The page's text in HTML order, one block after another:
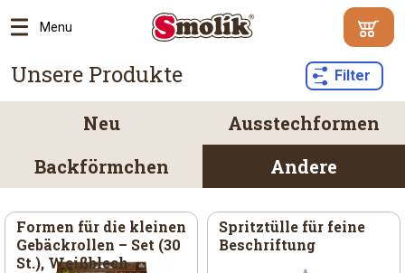
Menu
enthält
Artikel
500
Zum
Unsere Produkte Filter
Neu
Ausstechformen
Backförmchen
Andere
Formen für die kleinen
Gebäckrollen – Set (30
St.), Weißblech
Spritztülle für feine
Beschriftung